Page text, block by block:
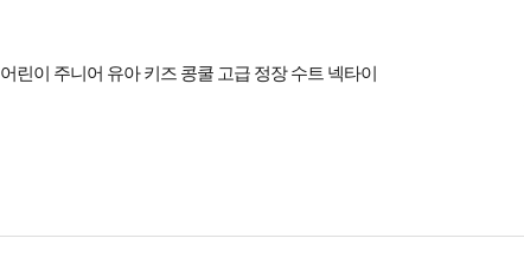
어린이 주니어 유아 키즈 콩쿨 고급 정장 수트 넥타이